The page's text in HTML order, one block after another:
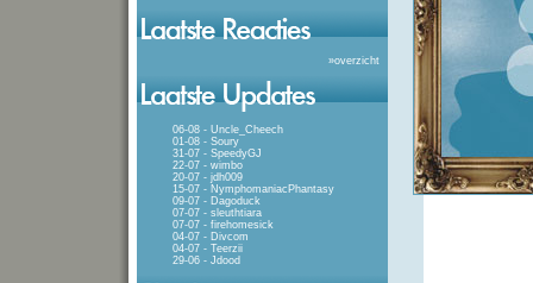
»overzicht
06-08 - Uncle_Cheech
01-08 - Soury
31-07 - SpeedyGJ
22-07 - wimbo
20-07 - jdh009
15-07 - NymphomaniacPhantasy
09-07 - Dagoduck
07-07 - sleuthtiara
07-07 - firehomesick
04-07 - Divcom
04-07 - Teerzii
29-06 - Jdood